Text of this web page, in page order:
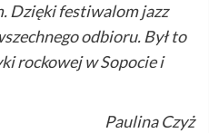
Dzięki festiwalom jazz
odbioru. Był to
rockowej w Sopocie i
Paulina Czyż